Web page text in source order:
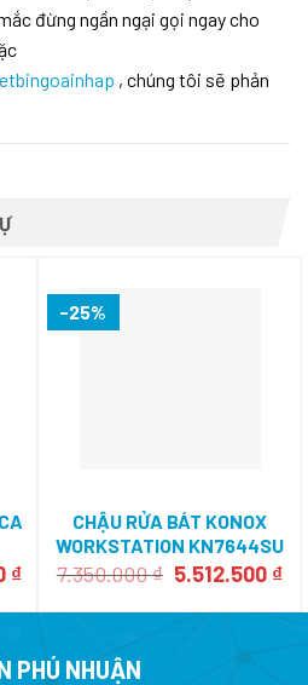
đừng ngần ngại gọi ngay cho
, chúng tôi sẽ phản
₫Giá
tại
4.224.000 ₫.
-25%
CHẬU RỬA BÁT KONOX
WORKSTATION KN7644SU
7.350.000₫ Giá
là:
5.512.500 ₫
tại
PHÚ NHUẬN